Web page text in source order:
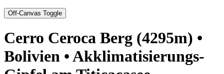
Off-Canvas Toggle
Cerro Ceroca Berg (4295m) •
Bolivien • Akklimatisierungs-